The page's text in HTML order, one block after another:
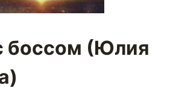
боссом (Юлия